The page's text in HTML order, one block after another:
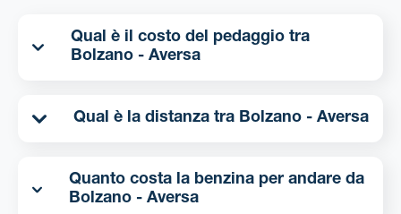
Qual è il costo del pedaggio tra
Bolzano - Aversa
Qual è la distanza tra Bolzano - Aversa
Quanto costa la benzina per andare da
Bolzano - Aversa